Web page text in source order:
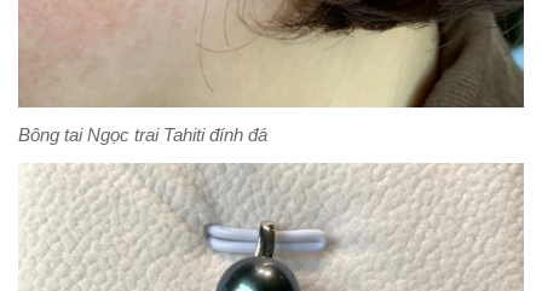
Bông tai Ngọc trai Tahiti đính đá